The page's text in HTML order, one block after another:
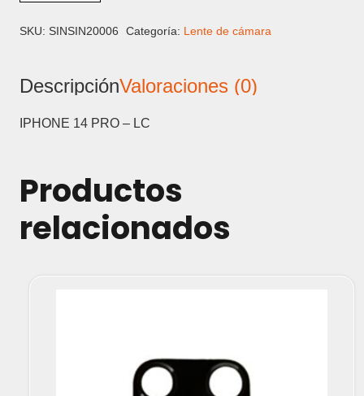
-
CAMARA
SKU: SINSIN20006 Categoría: Lente de cámara
DescripciónValoraciones (0)
IPHONE 14 PRO – LC
Productos
relacionados